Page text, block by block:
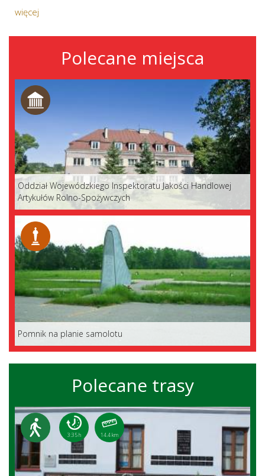
więcej
Polecane miejsca
Oddział Wojewódzkiego Inspektoratu Jakości Handlowej
Artykułów Rolno-Spożywczych
Pomnik na planie samolotu
Polecane trasy
3:35 h 14.4 km